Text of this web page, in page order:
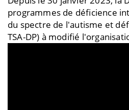
programmes de déficience
du spectre de l'autisme et
TSA-DP) à modifié